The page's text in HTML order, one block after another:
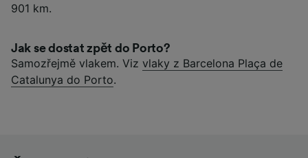
901 km.
Jak se dostat zpět do Porto?
Samozřejmě vlakem. Viz vlaky z Barcelona Plaça de
Catalunya do Porto.